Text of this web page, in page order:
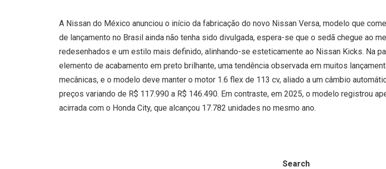
A Nissan do México anunciou o início da fabricação do novo Nissan Versa, modelo que
de lançamento no Brasil ainda não tenha sido divulgada, espera-se que o sedã chegue ao
redesenhados e um estilo mais definido, alinhando-se esteticamente ao Nissan Kicks. Na
elemento de acabamento em preto brilhante, uma tendência observada em muitos
mecânicas, e o modelo deve manter o motor 1.6 flex de 113 cv, aliado a um câmbio
preços variando de R$ 117.990 a R$ 146.490. Em contraste, em 2025, o modelo registrou
acirrada com o Honda City, que alcançou 17.782 unidades no mesmo ano.
Search